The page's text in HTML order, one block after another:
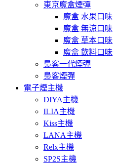
東京魔盒煙彈
魔盒 水果口味
魔盒 無涼口味
魔盒 草本口味
魔盒 飲料口味
梟客一代煙彈
梟客煙彈
電子煙主機
DIYA主機
ILIA主機
Kiss主機
LANA主機
Relx主機
SP2S主機